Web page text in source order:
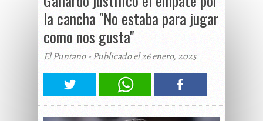
la cancha "No estaba para jugar
como nos gusta"
El Puntano - Publicado el 26 enero, 2025